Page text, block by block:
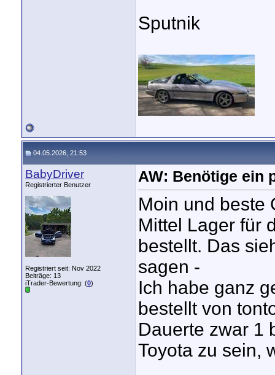
Sputnik
04.05.2026, 21:53
BabyDriver
Registrierter Benutzer
Registriert seit: Nov 2022
Beiträge: 13
iTrader-Bewertung: (0)
AW: Benötige ein
Moin und beste
Mittel Lager für
bestellt. Das
sagen -
Ich habe ganz
bestellt von
Dauerte zwar 1
Toyota zu sein,